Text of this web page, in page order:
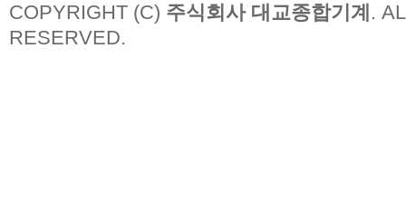
COPYRIGHT (C) 주식회사 대교종합기계 .
RESERVED.